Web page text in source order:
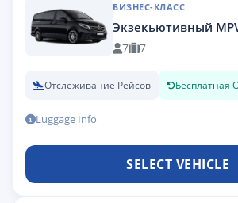
БИЗНЕС-КЛАСС
Экзекьютивный
7 7
Отслеживание Рейсов Бесплатная
Luggage Info
SELECT VEHICLE